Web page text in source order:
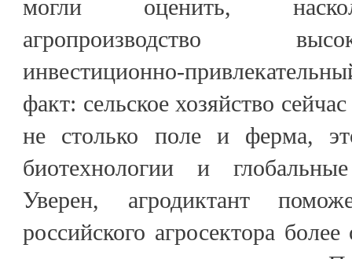
могли оценить,
агропроизводство
инвестиционно-
факт: сельское хозяйство
не столько поле и ферма,
биотехнологии и
Уверен, агродиктант
российского агросектора